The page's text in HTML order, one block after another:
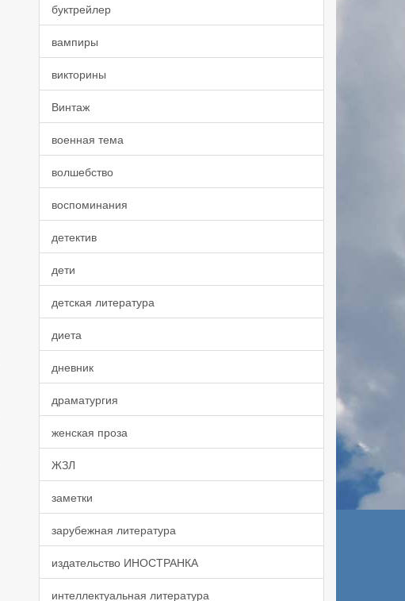
буктрейлер
вампиры
викторины
Винтаж
военная тема
волшебство
воспоминания
детектив
дети
детская литература
диета
дневник
драматургия
женская проза
ЖЗЛ
заметки
зарубежная литература
издательство ИНОСТРАНКА
интеллектуальная литература